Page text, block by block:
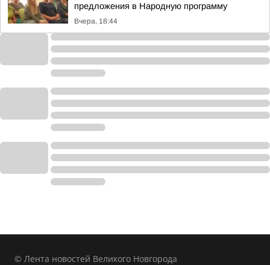
предложения в Народную программу
Вчера, 18:44
© Лента новостей Великого Новгорода